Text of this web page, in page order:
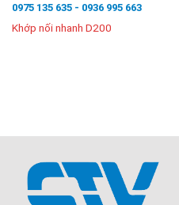
0975 135 635 - 0936 995 663
Khớp nối nhanh D200